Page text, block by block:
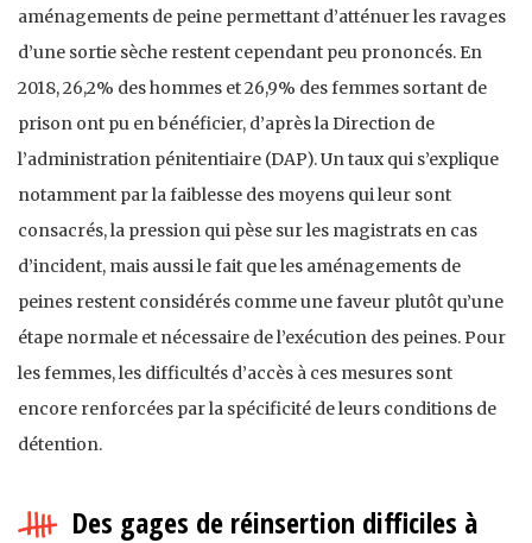
aménagements de peine permettant d’atténuer les ravages
d’une sortie sèche restent cependant peu prononcés. En
2018, 26,2% des hommes et 26,9% des femmes sortant de
prison ont pu en bénéficier, d’après la Direction de
l’administration pénitentiaire (DAP). Un taux qui s’explique
notamment par la faiblesse des moyens qui leur sont
consacrés, la pression qui pèse sur les magistrats en cas
d’incident, mais aussi le fait que les aménagements de
peines restent considérés comme une faveur plutôt qu’une
étape normale et nécessaire de l’exécution des peines. Pour
les femmes, les difficultés d’accès à ces mesures sont
encore renforcées par la spécificité de leurs conditions de
détention.
Des gages de réinsertion difficiles à